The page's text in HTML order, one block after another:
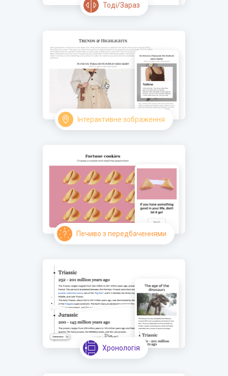
Тоді/Зараз
Інтерактивне зображення
Печиво з передбаченнями
Хронологія